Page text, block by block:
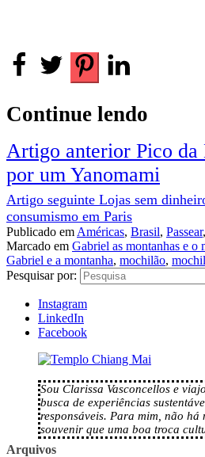
Continue lendo
Artigo anterior Pico da
por um Yanomami
Artigo seguinte Lojas sem
consumismo em Paris
Publicado em Américas, Brasil, Passear,
Marcado em Gabriel as montanhas e o
Gabriel e a montanha, mochilão,
Pesquisar por:
Instagram
LinkedIn
Facebook
Sou Clarissa Vasconcellos e
busca de experiências
responsáveis. Para mim, não há
souvenir que uma boa troca
Arquivos